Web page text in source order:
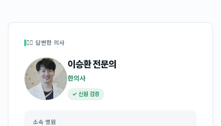
👩‍⚕️ 답변한 의사
이승환전문의
한의사
✓ 신원 검증
소속 병원